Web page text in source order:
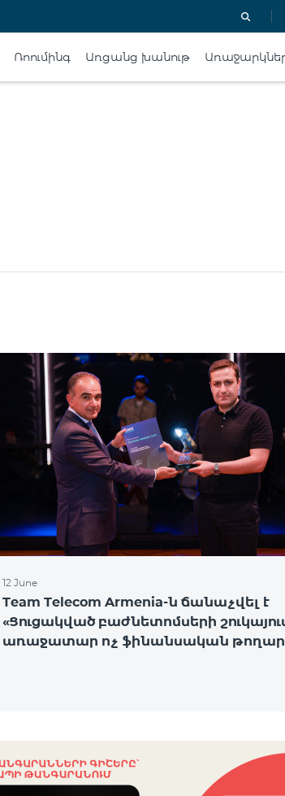
Ռոումինգ Առցանց խանութ
12 June
Team Telecom Armenia-ն ճանաչվել է
«Ցուցակված բաժնետոմսերի
առաջատար ոչ ֆինանսական